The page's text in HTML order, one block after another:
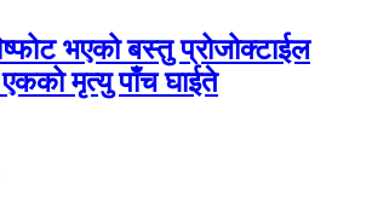
भएको बस्तु प्रोजोक्टाईल
मृत्यु पाँच घाईते